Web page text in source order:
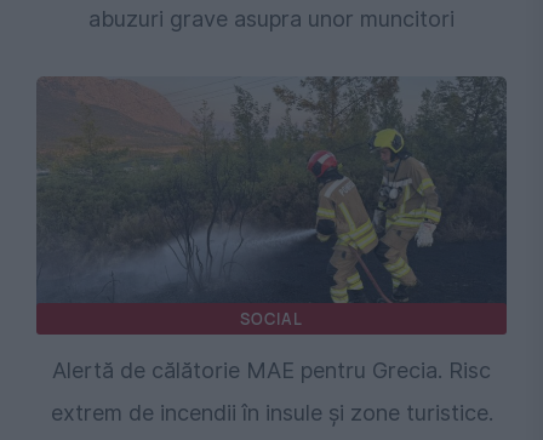
abuzuri grave asupra unor muncitori
SOCIAL
Alertă de călătorie MAE pentru Grecia. Risc
extrem de incendii în insule și zone turistice.